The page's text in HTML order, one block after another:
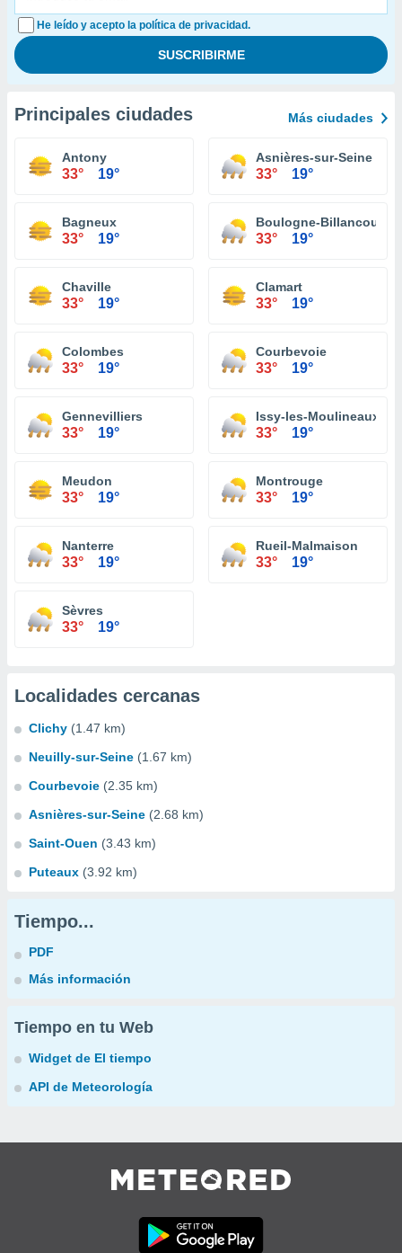
He leído y acepto la política de privacidad.
Principales ciudades Más ciudades
Antony
33° 19°
Asnières-sur-Seine
33° 19°
Bagneux
33° 19°
Boulogne-Billancourt
33° 19°
Chaville
33° 19°
Clamart
33° 19°
Colombes
33° 19°
Courbevoie
33° 19°
Gennevilliers
33° 19°
Issy-les-Moulineaux
33° 19°
Meudon
33° 19°
Montrouge
33° 19°
Nanterre
33° 19°
Rueil-Malmaison
33° 19°
Sèvres
33° 19°
Localidades cercanas
Clichy (1.47 km)
Neuilly-sur-Seine (1.67 km)
Courbevoie (2.35 km)
Asnières-sur-Seine (2.68 km)
Saint-Ouen (3.43 km)
Puteaux (3.92 km)
Tiempo...
PDF
Más información
Tiempo en tu Web
Widget de El tiempo
API de Meteorología